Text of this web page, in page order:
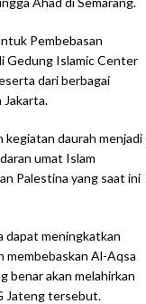
Pembebasan
Gedung Islamic Center
dari berbagai
Jakarta.
kegiatan daurah menjadi
umat Islam
Palestina yang saat ini
dapat meningkatkan
membebaskan Al-Aqsa
benar akan melahirkan
Jateng tersebut.